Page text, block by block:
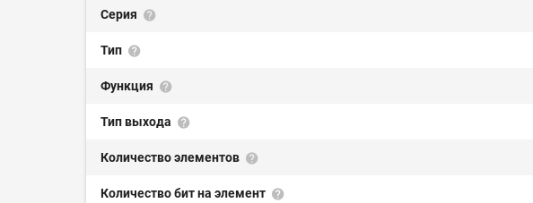
Серия
Тип
Функция
Тип выхода
Количество элементов
Количество бит на элемент